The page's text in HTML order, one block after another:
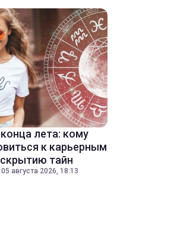
лета: кому
к карьерным
тайн
05 августа 2026, 18:13